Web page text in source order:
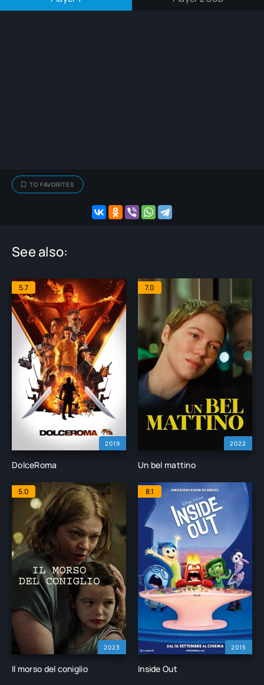
TO FAVORITES
See also:
2019
5.7
DolceRoma
2022
7.0
Un bel mattino
2023
5.0
Il morso del coniglio
2015
8.1
Inside Out